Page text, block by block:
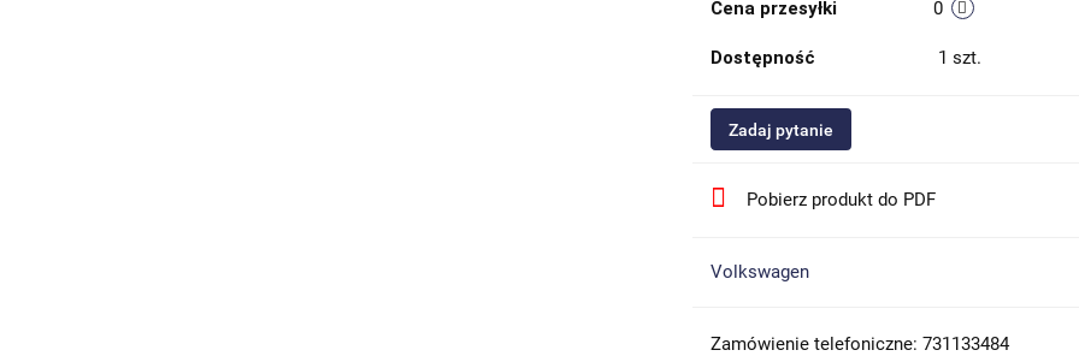
Cena przesyłki 0
Dostępność 1 szt.
Zadaj pytanie
Pobierz produkt do PDF
Volkswagen
Zamówienie telefoniczne: 731133484